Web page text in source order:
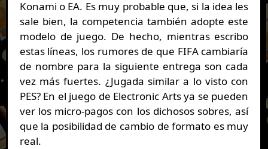
Konami o EA. Es muy probable que, si la idea les
sale bien, la competencia también adopte este
modelo de juego. De hecho, mientras escribo
estas líneas, los rumores de que FIFA cambiaría
de nombre para la siguiente entrega son cada
vez más fuertes. ¿Jugada similar a lo visto con
PES? En el juego de Electronic Arts ya se pueden
ver los micro-pagos con los dichosos sobres, así
que la posibilidad de cambio de formato es muy
real.